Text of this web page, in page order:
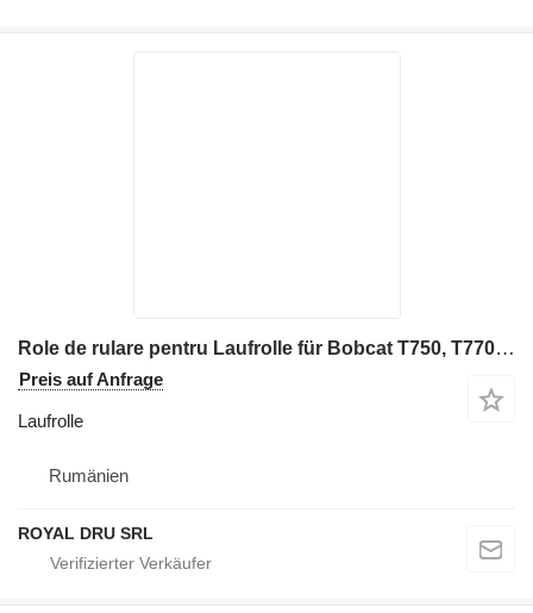
Role de rulare pentru Laufrolle für Bobcat T750, T770, T650 Baumaschinen
Preis auf Anfrage
Laufrolle
Rumänien
ROYAL DRU SRL